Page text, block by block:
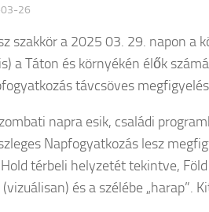
26
szakkör a 2025 03. 29. napon a
a Táton és környékén élők
távcsöves
napra esik, családi
Napfogyatkozás lesz
térbeli helyzetét tekintve,
és a szélébe „harap”.